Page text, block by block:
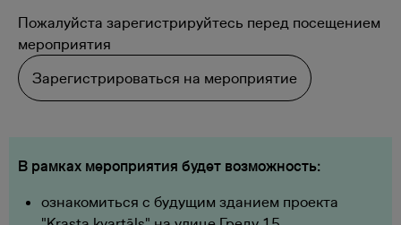
Пожалуйста зарегистрируйтесь перед посещением
мероприятия
Зарегистрироваться на мероприятие
В рамках мероприятия будет возможность:
ознакомиться с будущим зданием проекта